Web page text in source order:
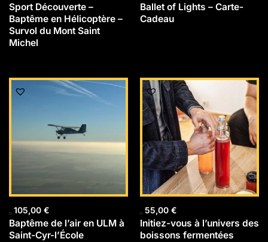
Sport Découverte –
Baptême en Hélicoptère –
Survol du Mont Saint
Michel
Ballet of Lights – Carte-
Cadeau
105,00 €
Baptême de l’air en ULM à
Saint-Cyr-l’École
55,00 €
Initiez-vous à l’univers des
boissons fermentées